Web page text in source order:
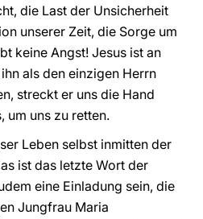
die Last der Unsicherheit
unserer Zeit, die Sorge um
keine Angst! Jesus ist an
als den einzigen Herrn
streckt er uns die Hand
um uns zu retten.
Leben selbst inmitten der
ist das letzte Wort der
eine Einladung sein, die
Jungfrau Maria